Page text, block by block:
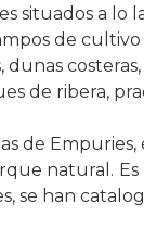
situados a lo
de cultivo
dunas
de ribera,
de
natural.
se han